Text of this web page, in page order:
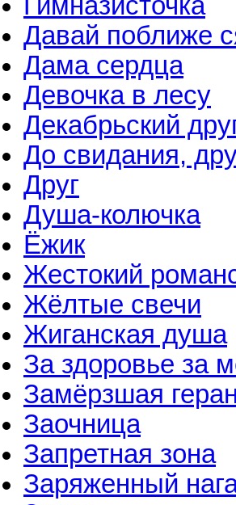
Гимназисточка
Давай поближе
Дама сердца
Девочка в лесу
Декабрьский
До свидания,
Друг
Душа-колючка
Ёжик
Жестокий
Жёлтые свечи
Жиганская душа
За здоровье за
Замёрзшая
Заочница
Запретная зона
Заряженный